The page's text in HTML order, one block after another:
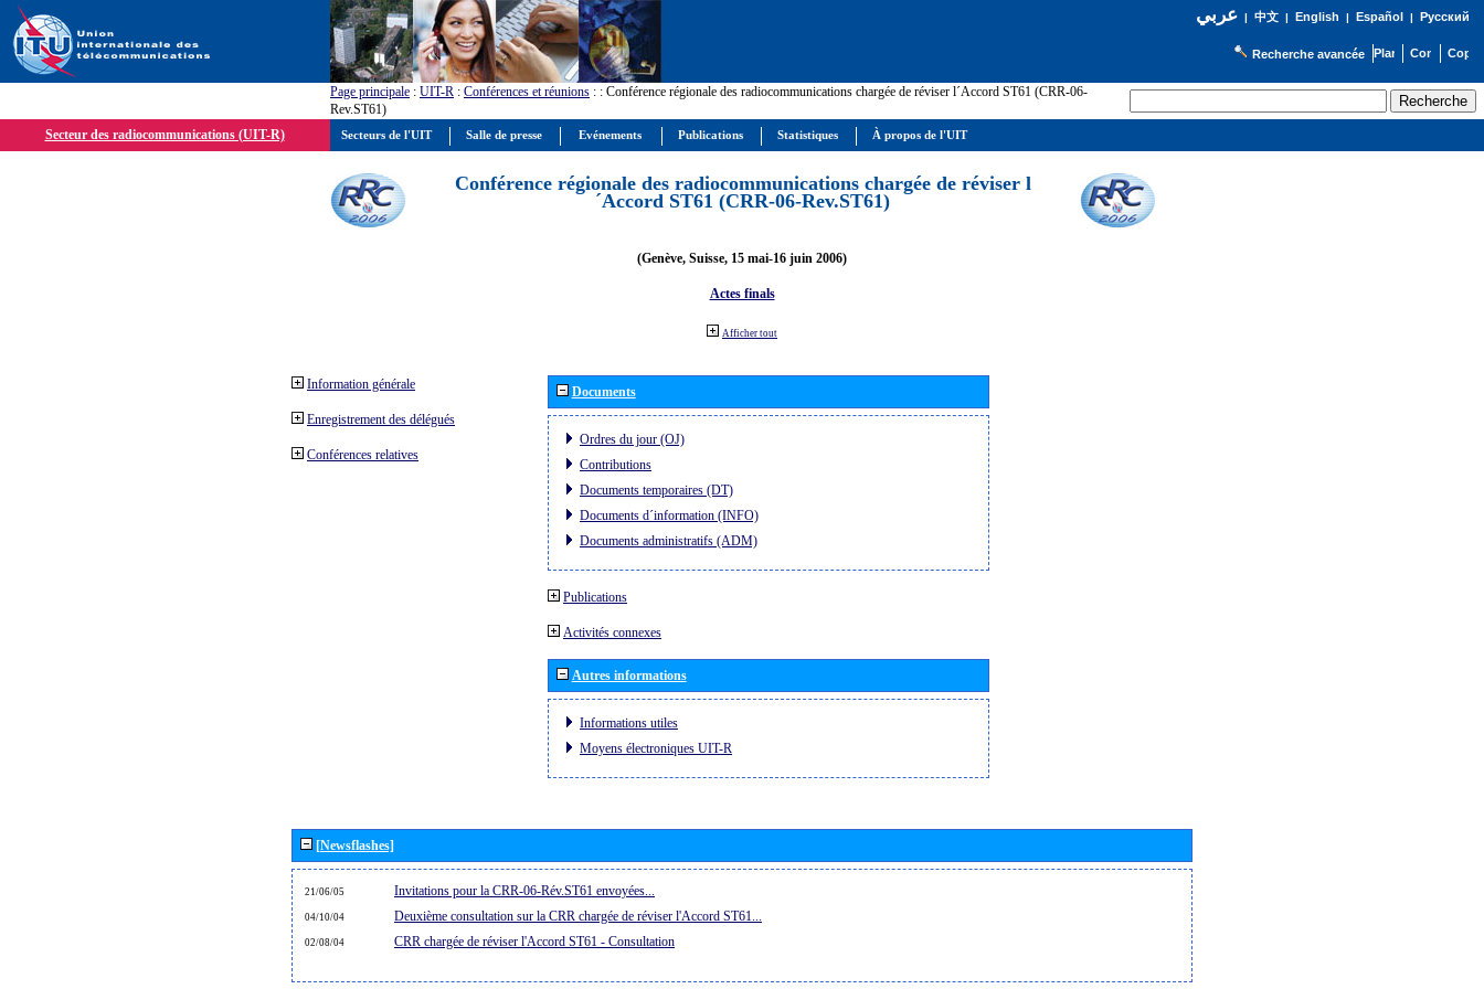
عربي| 中文| English | Español | Русский
Recherche avancée
Page principale : UIT-R : Conférences et réunions : : Conférence régionale des radiocommunications chargée de réviser l´Accord ST61 (CRR-06-
Rev.ST61)
Secteur des radiocommunications (UIT-R)
Conférence régionale des radiocommunications chargée de réviser l
´Accord ST61 (CRR-06-Rev.ST61)
(Genève, Suisse, 15 mai-16 juin 2006)
Actes finals
Afficher tout
Information générale
Enregistrement des délégués
Conférences relatives
Documents
Ordres du jour (OJ)
Contributions
Documents temporaires (DT)
Documents d´information (INFO)
Documents administratifs (ADM)
Publications
Activités connexes
Autres informations
Informations utiles
Moyens électroniques UIT-R
[Newsflashes]
21/06/05 Invitations pour la CRR-06-Rév.ST61 envoyées...
04/10/04 Deuxième consultation sur la CRR chargée de réviser l'Accord ST61...
02/08/04 CRR chargée de réviser l'Accord ST61 - Consultation
Secteurs de l'UIT Salle de presse Evénements Publications Statistiques À propos de l'UIT